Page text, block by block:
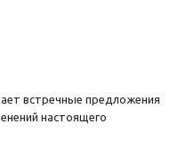
встречные предложения
настоящего